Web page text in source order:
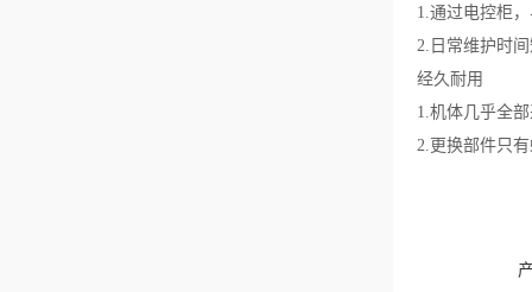
1.通过电控柜
2.日常维护时
经久耐用
1.机体几乎全
2.更换部件只